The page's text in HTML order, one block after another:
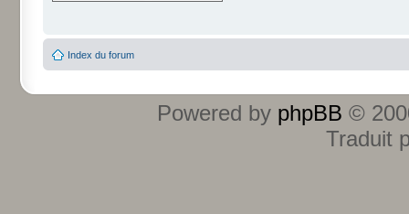
Index du forum
Powered by phpBB ©
Traduit